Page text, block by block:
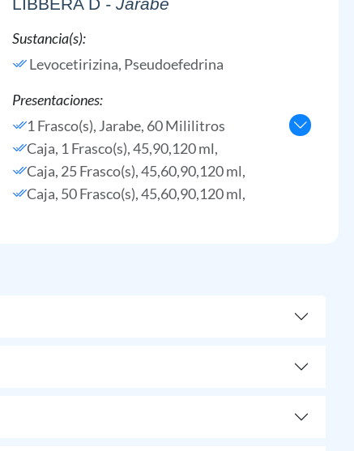
Sustancia(s):
Levocetirizina, Pseudoefedrina
Presentaciones:
1 Frasco(s), Jarabe, 60 Mililitros
Caja, 1 Frasco(s), 45,90,120 ml,
Caja, 25 Frasco(s), 45,60,90,120 ml,
Caja, 50 Frasco(s), 45,60,90,120 ml,